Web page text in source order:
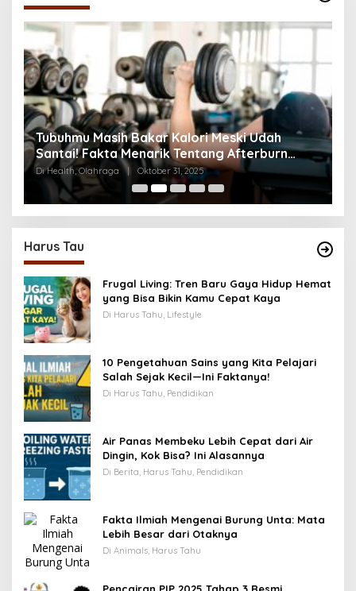
Kecanduan Notifikasi: Saat Dunia Digital Mulai
Mengatur Hidup Kita
Di Health, Life, Lifestyle, Teknologi | Oktober 21, 2025
Harus Tau
Frugal Living: Tren Baru Gaya Hidup Hemat
yang Bisa Bikin Kamu Cepat Kaya
Di Harus Tahu, Lifestyle
10 Pengetahuan Sains yang Kita Pelajari
Salah Sejak Kecil—Ini Faktanya!
Di Harus Tahu, Pendidikan
Air Panas Membeku Lebih Cepat dari Air
Dingin, Kok Bisa? Ini Alasannya
Di Berita, Harus Tahu, Pendidikan
Fakta Ilmiah Mengenai Burung Unta: Mata
Lebih Besar dari Otaknya
Di Animals, Harus Tahu